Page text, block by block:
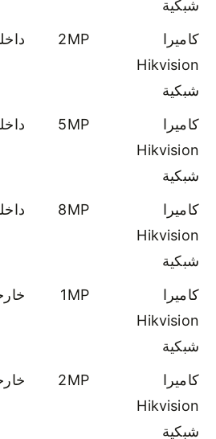
شبكية
كاميرا
Hikvision
شبكية
2MP
كاميرا
Hikvision
شبكية
5MP
كاميرا
Hikvision
شبكية
8MP
كاميرا
Hikvision
شبكية
1MP
كاميرا
Hikvision
شبكية
2MP